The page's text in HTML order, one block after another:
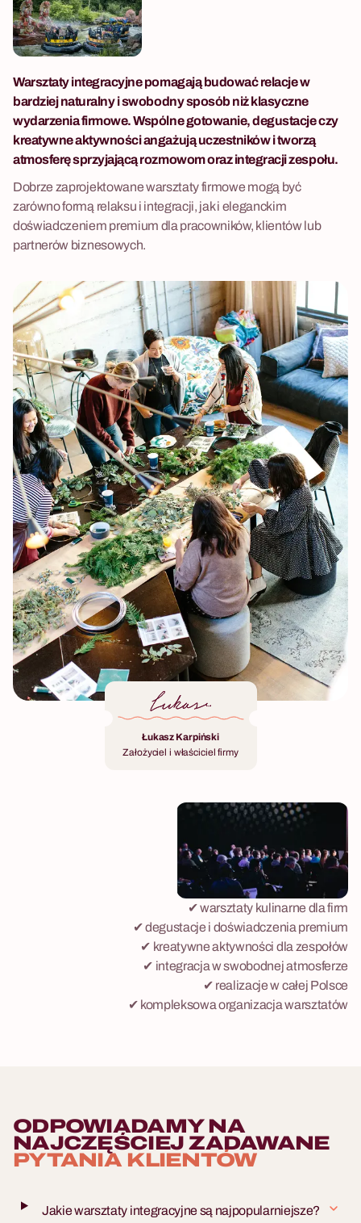
materiały, instruktorzy,
logistyka oddania gotowych
produktów do organizacji
Warsztaty integracyjne pomagają budować relacje w
bardziej naturalny i swobodny sposób niż klasyczne
wydarzenia firmowe. Wspólne gotowanie, degustacje czy
kreatywne aktywności angażują uczestników i tworzą
atmosferę sprzyjającą rozmowom oraz integracji zespołu.
Dobrze zaprojektowane warsztaty firmowe mogą być
zarówno formą relaksu i integracji, jak i eleganckim
doświadczeniem premium dla pracowników, klientów lub
partnerów biznesowych.
Łukasz Karpiński
Założyciel i właściciel firmy
✔ warsztaty kulinarne dla firm
✔ degustacje i doświadczenia premium
✔ kreatywne aktywności dla zespołów
✔ integracja w swobodnej atmosferze
✔ realizacje w całej Polsce
✔ kompleksowa organizacja warsztatów
ODPOWIADAMY NA
NAJCZĘŚCIEJ ZADAWANE
PYTANIA KLIENTÓW
Jakie warsztaty integracyjne są najpopularniejsze?